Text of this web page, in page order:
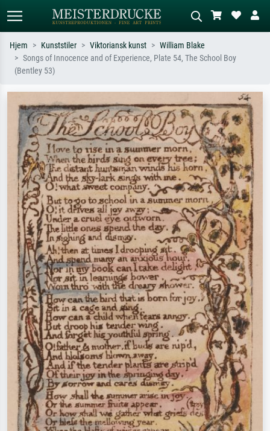
eksempel Monet, Stjernenatt,
impresjonisme, Hokusai-bølgen, akt.
eng, abstrakt med mye rødt, mørkt
oljemaleri, stående akt ved et tre.
Hjem Kunststiler Viktoriansk kunst
William Blake
Songs of Innocence and of Experience, Plate 54, The School Boy
(Bentley 53)